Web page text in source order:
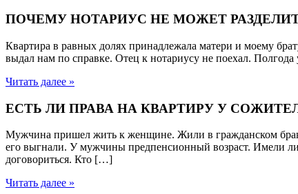
ПОЧЕМУ НОТАРИУС НЕ МОЖЕТ
Квартира в равных долях принадлежала матери и моему
выдал нам по справке. Отец к нотариусу не поехал.
Читать далее »
ЕСТЬ ЛИ ПРАВА НА КВАРТИРУ У
Мужчина пришел жить к женщине. Жили в гражданском
его выгнали. У мужчины предпенсионный возраст. Имели
договориться. Кто […]
Читать далее »